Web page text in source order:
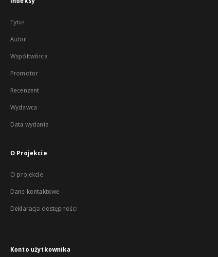
Tytuł
Autor
Współtwórca
Promotor
Recenzent
Wydawca
Data wydania
O Projekcie
O projekcie
Dane kontaktowe
Deklaracja dostępności
Konto użytkownika